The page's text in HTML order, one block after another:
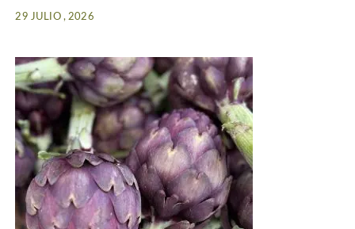
29 JULIO , 2026